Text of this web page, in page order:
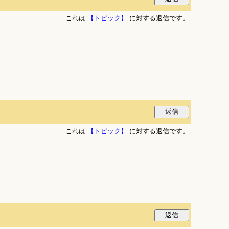
これは
【トピック】 に対する返信です。
これは
【トピック】 に対する返信です。